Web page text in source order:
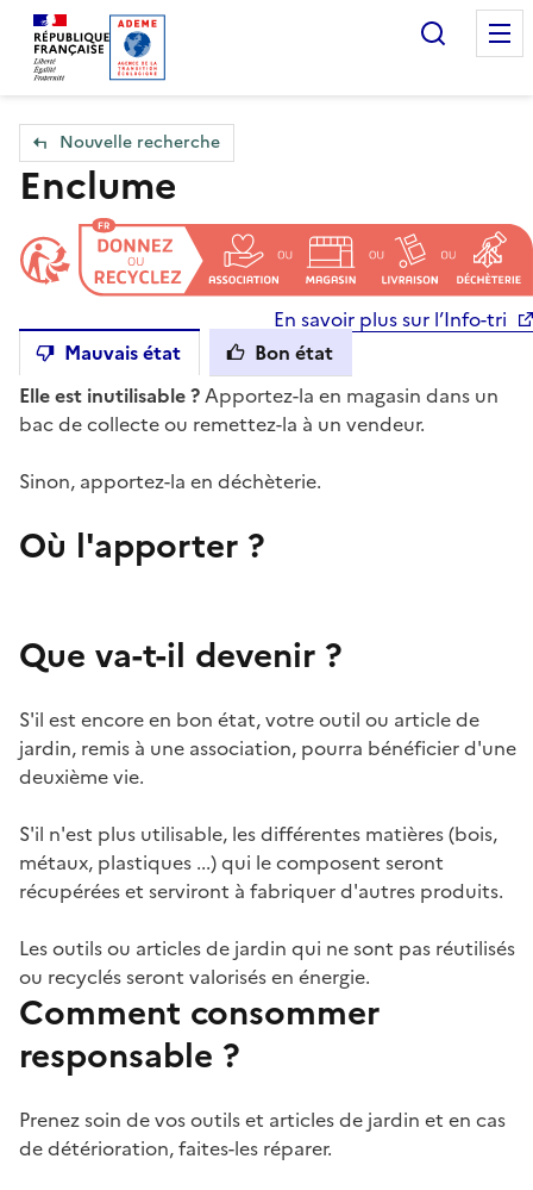
Accueil — Que Faire de mes objets & déchets
Nouvelle recherche
Enclume
En savoir plus sur l’Info-tri
Mauvais état
Bon état
Elle est inutilisable ?Apportez-la en magasin dans un
bac de collecte ou remettez-la à un vendeur.
Sinon, apportez-la en déchèterie.
Où l'apporter ?
Que va-t-il devenir ?
S'il est encore en bon état, votre outil ou article de
jardin, remis à une association, pourra bénéficier d'une
deuxième vie.
S'il n'est plus utilisable, les différentes matières (bois,
métaux, plastiques ...) qui le composent seront
récupérées et serviront à fabriquer d'autres produits.
Les outils ou articles de jardin qui ne sont pas réutilisés
ou recyclés seront valorisés en énergie.
Comment consommer
responsable ?
Prenez soin de vos outils et articles de jardin et en cas
de détérioration, faites-les réparer.